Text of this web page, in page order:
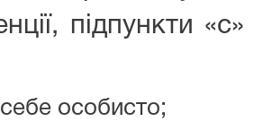
підпункти
особисто;